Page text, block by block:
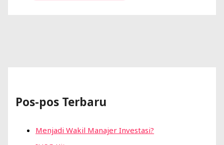
Pos-pos Terbaru
Menjadi Wakil Manajer Investasi?